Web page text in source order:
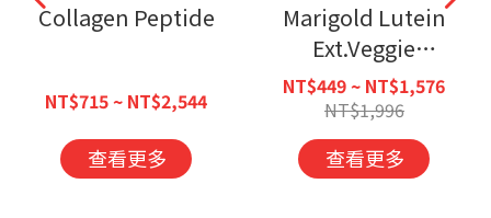
Collagen Peptide
NT$715 ~ NT$2,544
查看更多
Marigold Lutein
Ext.Veggie
Capsules
NT$449 ~ NT$1,576
NT$1,996
查看更多